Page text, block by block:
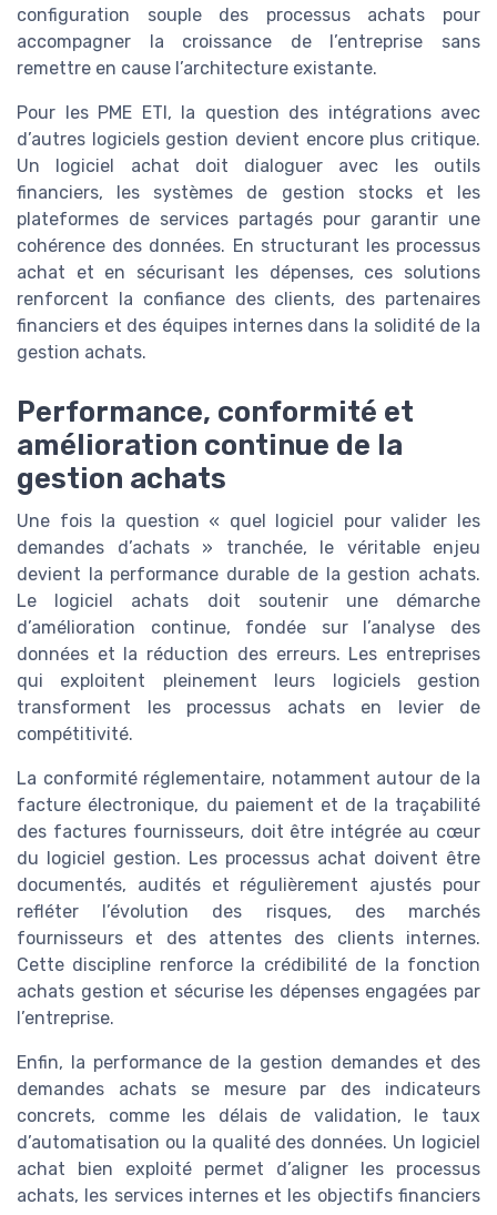
configuration souple des processus achats pour
accompagner la croissance de l’entreprise sans
remettre en cause l’architecture existante.
Pour les PME ETI, la question des intégrations avec
d’autres logiciels gestion devient encore plus critique.
Un logiciel achat doit dialoguer avec les outils
financiers, les systèmes de gestion stocks et les
plateformes de services partagés pour garantir une
cohérence des données. En structurant les processus
achat et en sécurisant les dépenses, ces solutions
renforcent la confiance des clients, des partenaires
financiers et des équipes internes dans la solidité de la
gestion achats.
Performance, conformité et
amélioration continue de la
gestion achats
Une fois la question « quel logiciel pour valider les
demandes d’achats » tranchée, le véritable enjeu
devient la performance durable de la gestion achats.
Le logiciel achats doit soutenir une démarche
d’amélioration continue, fondée sur l’analyse des
données et la réduction des erreurs. Les entreprises
qui exploitent pleinement leurs logiciels gestion
transforment les processus achats en levier de
compétitivité.
La conformité réglementaire, notamment autour de la
facture électronique, du paiement et de la traçabilité
des factures fournisseurs, doit être intégrée au cœur
du logiciel gestion. Les processus achat doivent être
documentés, audités et régulièrement ajustés pour
refléter l’évolution des risques, des marchés
fournisseurs et des attentes des clients internes.
Cette discipline renforce la crédibilité de la fonction
achats gestion et sécurise les dépenses engagées par
l’entreprise.
Enfin, la performance de la gestion demandes et des
demandes achats se mesure par des indicateurs
concrets, comme les délais de validation, le taux
d’automatisation ou la qualité des données. Un logiciel
achat bien exploité permet d’aligner les processus
achats, les services internes et les objectifs financiers